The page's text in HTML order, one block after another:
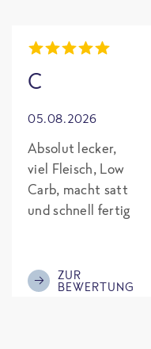
C
05.08.2026
Absolut lecker,
viel Fleisch, Low
Carb, macht satt
und schnell fertig
ZUR
BEWERTUNG